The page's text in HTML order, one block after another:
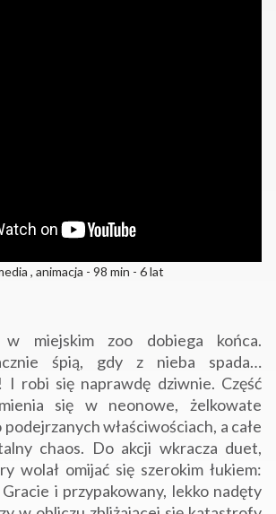
, animacja - 98 min - 6 lat
miejskim zoo dobiega końca.
śpią, gdy z nieba spada…
I robi się naprawdę dziwnie. Część
się w neonowe, żelkowate
właściwościach, a całe
chaos. Do akcji wkracza duet,
wolał omijać się szerokim łukiem:
i przypakowany, lekko nadęty